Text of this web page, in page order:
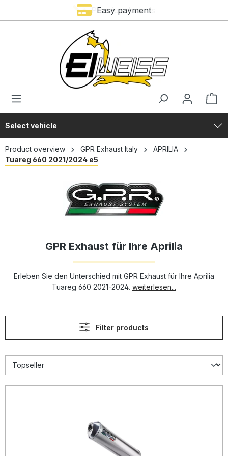
Premium brands
Easy payment
Select vehicle
Product overview GPR Exhaust Italy
APRILIA
Tuareg 660 2021/2024 e5
GPR Exhaust für Ihre Aprilia
Erleben Sie den Unterschied mit GPR Exhaust für Ihre Aprilia
Tuareg 660 2021-2024. weiterlesen...
Filter products